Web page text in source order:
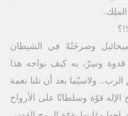
وصرخَتُهُ في الشيطان
قدوة وسِرّ، به كيف نواجه هذا
الرب.. ولاسيّما بعد أن نلنا نعمة
الإله قوّة وسلطانًا على الأرواح